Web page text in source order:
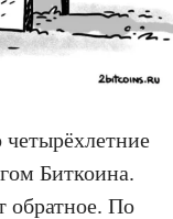
Биткоина.
обратное. По